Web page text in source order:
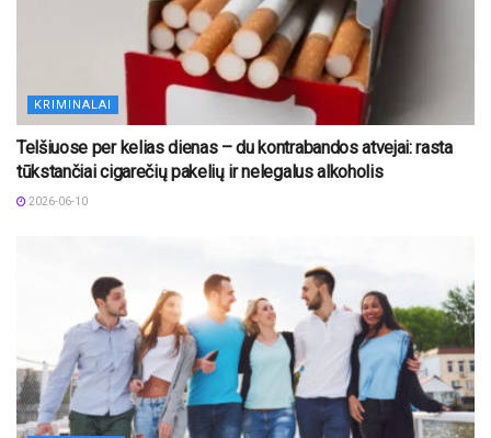
KRIMINALAI
Telšiuose per kelias dienas – du kontrabandos atvejai: rasta
tūkstančiai cigarečių pakelių ir nelegalus alkoholis
2026-06-10